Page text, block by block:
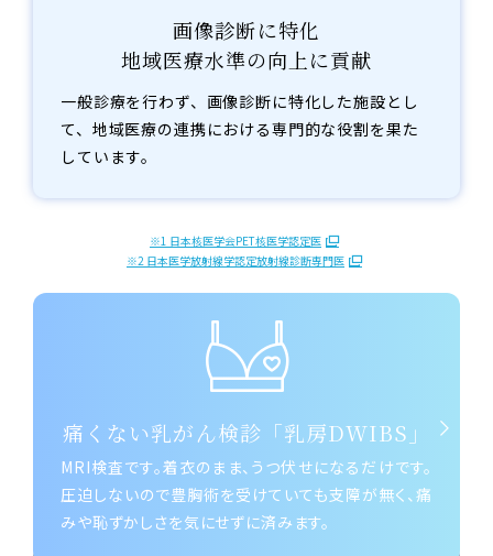
画像診断に特化
地域医療水準の向上に貢献
一般診療を行わず、画像診断に特化した施設とし
て、地域医療の連携における専門的な役割を果た
しています。
※1 日本核医学会PET核医学認定医
※2 日本医学放射線学認定放射線診断専門医
痛くない乳がん検診「乳房DWIBS」
MRI検査です。着衣のまま、うつ伏せになるだけです。
圧迫しないので豊胸術を受けていても支障が無く、痛
みや恥ずかしさを気にせずに済みます。